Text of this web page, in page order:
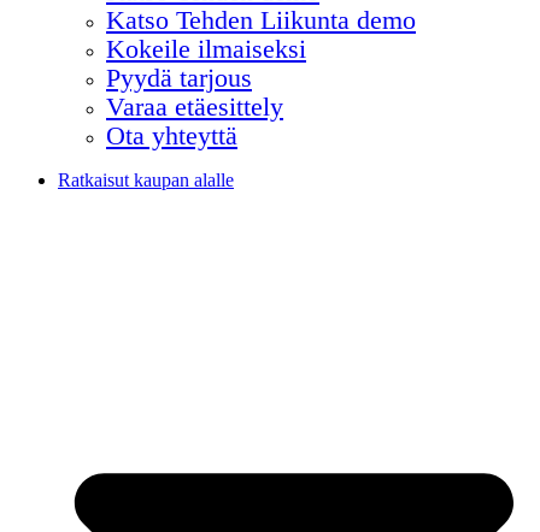
Katso Tehden Liikunta demo
Kokeile ilmaiseksi
Pyydä tarjous
Varaa etäesittely
Ota yhteyttä
Ratkaisut kaupan alalle